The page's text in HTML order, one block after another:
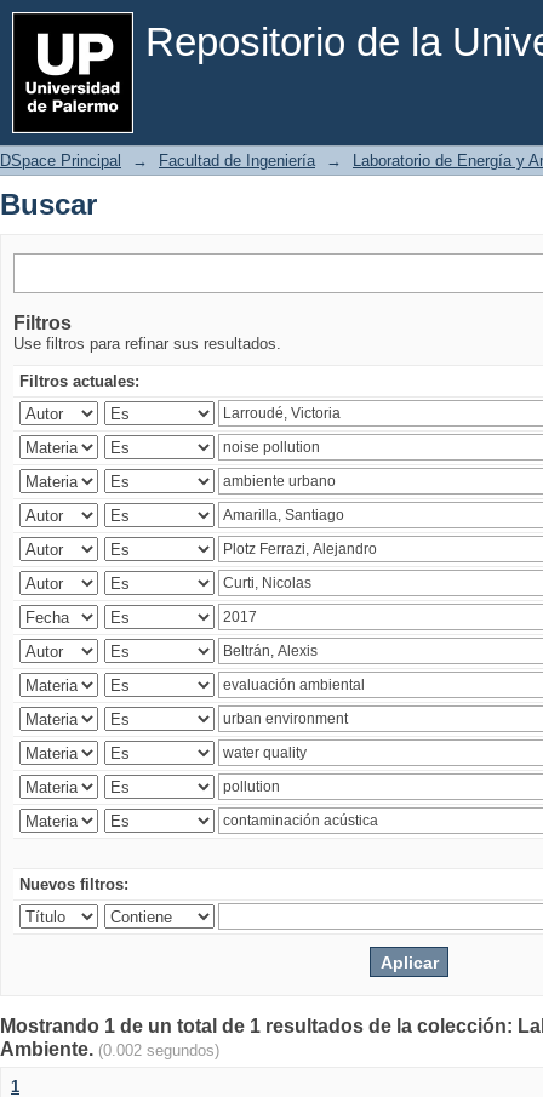
Repositorio de la
Buscar
DSpace Principal → Facultad de Ingeniería → Laboratorio de Energía y
Buscar
Filtros
Use filtros para refinar sus resultados.
Filtros actuales:
Nuevos filtros:
Mostrando 1 de un total de 1 resultados de la colección:
Ambiente. (0.002 segundos)
1